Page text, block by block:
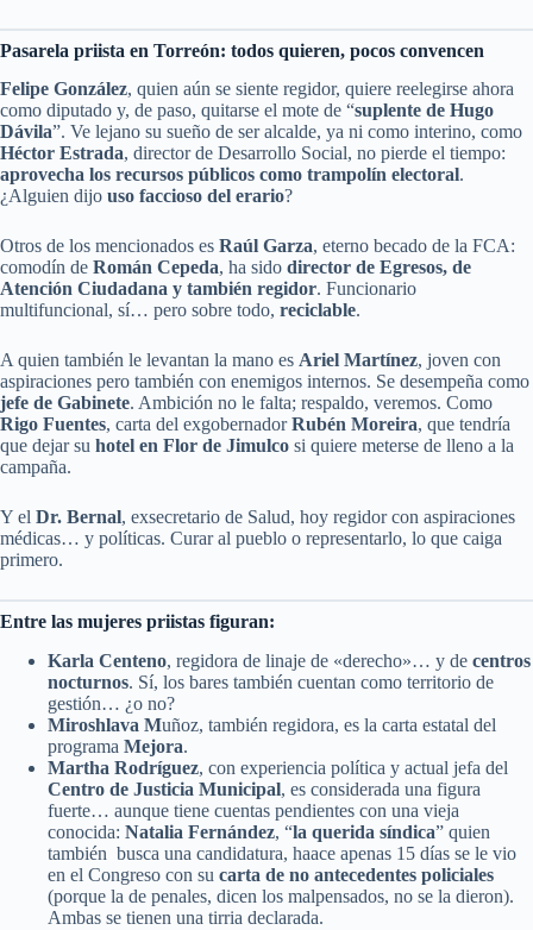
Pasarela priista en Torreón: todos quieren, pocos convencen
Felipe González, quien aún se siente regidor, quiere reelegirse ahora
como diputado y, de paso, quitarse el mote de “suplente de Hugo
Dávila”. Ve lejano su sueño de ser alcalde, ya ni como interino, como
Héctor Estrada, director de Desarrollo Social, no pierde el tiempo:
aprovecha los recursos públicos como trampolín electoral.
¿Alguien dijo uso faccioso del erario?
Otros de los mencionados es Raúl Garza, eterno becado de la FCA:
comodín de Román Cepeda, ha sido director de Egresos, de
Atención Ciudadana y también regidor. Funcionario
multifuncional, sí… pero sobre todo, reciclable.
A quien también le levantan la mano es Ariel Martínez, joven con
aspiraciones pero también con enemigos internos. Se desempeña como
jefe de Gabinete. Ambición no le falta; respaldo, veremos. Como
Rigo Fuentes, carta del exgobernadorRubén Moreira, que tendría
que dejar su hotel en Flor de Jimulco si quiere meterse de lleno a la
campaña.
Y el Dr. Bernal, exsecretario de Salud, hoy regidor con aspiraciones
médicas… y políticas. Curar al pueblo o representarlo, lo que caiga
primero.
Entre las mujeres priistas figuran:
Karla Centeno, regidora de linaje de «derecho»… y de centros
nocturnos. Sí, los bares también cuentan como territorio de
gestión… ¿o no?
Miroshlava Muñoz, también regidora, es la carta estatal del
programa Mejora.
Martha Rodríguez, con experiencia política y actual jefa del
Centro de Justicia Municipal, es considerada una figura
fuerte… aunque tiene cuentas pendientes con una vieja
conocida: Natalia Fernández, “la querida síndica” quien
también busca una candidatura, haace apenas 15 días se le vio
en el Congreso con su carta de no antecedentes policiales
(porque la de penales, dicen los malpensados, no se la dieron).
Ambas se tienen una tirria declarada.